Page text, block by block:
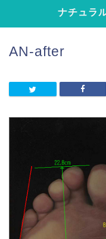
ナチュラ
AN-after